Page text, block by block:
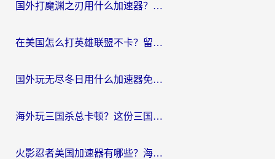
国外打魔渊之刃用什么加速器？2026海外玩家国服游戏加速全攻略（附闪耀暖暖&复苏的魔女避坑指南）
在美国怎么打英雄联盟不卡？留学生亲测的国服游戏加速全攻略
国外玩无尽冬日用什么加速器免费？海外党国服游戏加速避坑指南
海外玩三国杀总卡顿？这份三国杀游戏加速器指南帮你告别延迟烦恼
火影忍者美国加速器有哪些？海外党亲测的国服游戏加速全攻略（含菲律宾玩三国之刃守望黎明技巧）